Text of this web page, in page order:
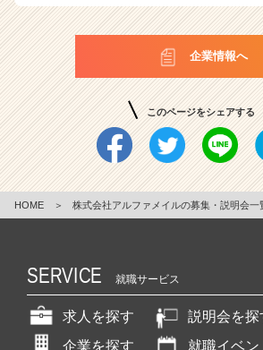
企業情報へ
このページをシェアする
HOME ＞ 株式会社アルファメイルの募集・説明会一
SERVICE 就職サービス
求人を探す
説明会を探
企業を探す
就職イベン